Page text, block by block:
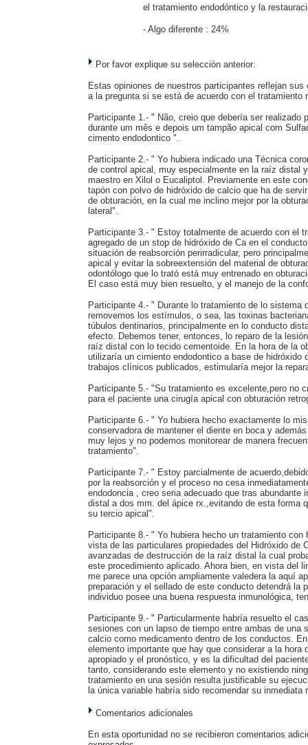
el tratamiento endodóntico y la
- Algo diferente : 24%
Por favor explique su selección anterior:
Estas opiniones de nuestros participantes reflejan
a la pregunta si se está de acuerdo con el tratamiento
Participante 1.- " Não, creio que debería ser realizado
durante um mês e depois um tampão apical com
cimento endodontico ".
Participante 2.- " Yo hubiera indicado una Técnica
de control apical, muy especialmente en la raíz distal
maestro en Xilol o Eucaliptol. Previamente en este
tapón con polvo de hidróxido de calcio que ha de
de obturación, en la cual me inclino mejor por la
lateral".
Participante 3.- " Estoy totalmente de acuerdo con el
agregado de un stop de hidróxido de Ca en el
situación de reabsorción perirradicular, pero
apical y evitar la sobreextensión del material de
odontólogo que lo trató está muy entrenado en
El caso está muy bien resuelto, y el manejo de la
Participante 4.- " Durante lo tratamiento de lo sistema
removemos los estímulos, o sea, las toxinas
túbulos dentinarios, principalmente en lo conducto
efecto. Debemos tener, entonces, lo reparo de la
raíz distal con lo tecido cementoide. En la hora de la
utilizaría un cimiento endodontico a base de hidróxido
trabajos clínicos publicados, estimularía mejor la
Participante 5.- "Su tratamiento es excelente,pero no
para el paciente una cirugía apical con obturación
Participante 6.- " Yo hubiera hecho exactamente lo
conservadora de mantener el diente en boca y
muy lejos y no podemos monitorear de manera
tratamiento".
Participante 7.- " Estoy parcialmente de
por la reabsorción y el proceso no cesa
endodoncia , creo seria adecuado que tras abundante
distal a dos mm. del ápice rx.,evitando de esta forma
su tercio apical".
Participante 8.- " Yo hubiera hecho un tratamiento
vista de las particulares propiedades del Hidróxido de
avanzadas de destrucción de la raíz distal la cual
este procedimiento aplicado. Ahora bien, en vista del
me parece una opción ampliamente valedera la aquí
preparación y el sellado de este conducto detendrá la
individuo posee una buena respuesta inmunológica,
Participante 9.- " Particularmente habría resuelto el
sesiones con un lapso de tiempo entre ambas de una
calcio como medicamento dentro de los conductos.
elemento importante que hay que considerar a la hora
apropiado y el pronóstico, y es la dificultad del
tanto, considerando este elemento y no existiendo
tratamiento en una sesión resulta justificable su
la única variable habría sido recomendar su inmediata
Comentarios adicionales
En esta oportunidad no se recibieron comentarios